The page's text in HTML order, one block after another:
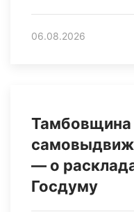
06.08.2026
Тамбовщина
— о
Госдуму